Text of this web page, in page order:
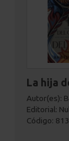
La hija
Autor(es):
Editorial:
Código: